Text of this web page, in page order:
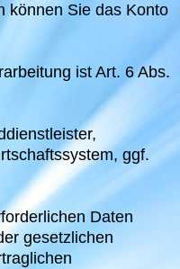
können Sie das Konto
ist Art. 6 Abs.
ggf.
Daten
gesetzlichen